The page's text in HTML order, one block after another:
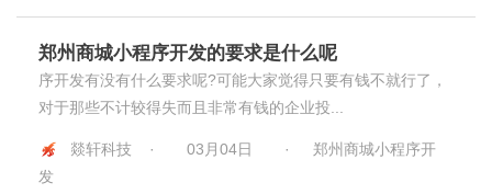
郑州商城小程序开发的要求是什么呢
序开发有没有什么要求呢?可能大家觉得只要有钱不就行了，
对于那些不计较得失而且非常有钱的企业投...
燚轩科技 · 03月04日 ·
郑州商城小程序开
发